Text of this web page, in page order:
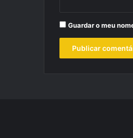
Guardar o meu